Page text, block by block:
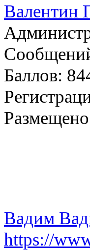
Валентин
Баллов:
Размещено
Вадим
https://